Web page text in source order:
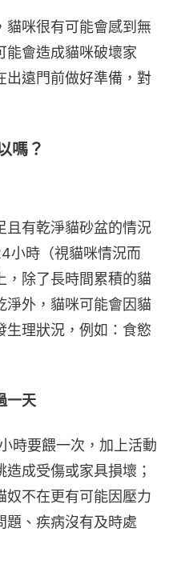
貓咪很有可能會感到無
能會造成貓咪破壞家
出遠門前做好準備，對
嗎？
且有乾淨貓砂盆的情況
小時（視貓咪情況而
，除了長時間累積的貓
淨外，貓咪可能會因貓
生理狀況，例如：食慾
一天
時要餵一次，加上活動
成受傷或家具損壞；
奴不在更有可能因壓力
題、疾病沒有及時處